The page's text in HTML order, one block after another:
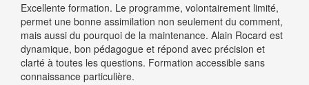
Excellente formation. Le programme, volontairement limité,
permet une bonne assimilation non seulement du comment,
mais aussi du pourquoi de la maintenance. Alain Rocard est
dynamique, bon pédagogue et répond avec précision et
clarté à toutes les questions. Formation accessible sans
connaissance particulière.